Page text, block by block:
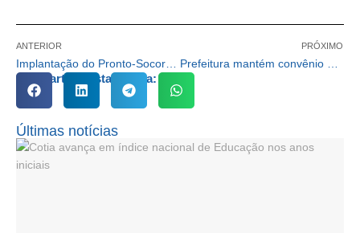
ANTERIOR PRÓXIMO
Compartilhe esta notícia:
Últimas notícias